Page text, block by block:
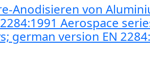
Anodisieren von
Aerospace
german version EN